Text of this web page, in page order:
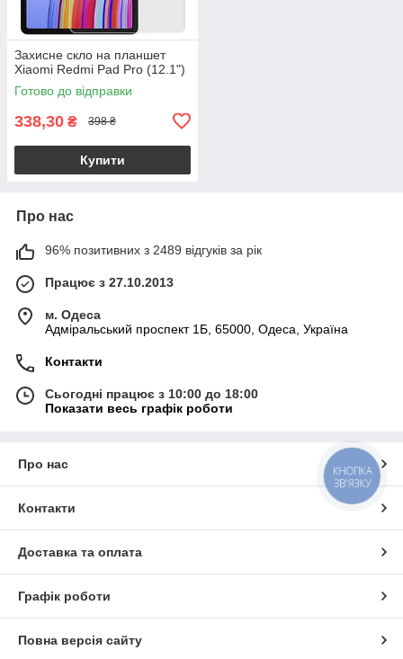
Захисне скло на планшет
Xiaomi Redmi Pad Pro (12.1")
Готово до відправки
338,30 ₴ 398 ₴
Купити
Про нас
96% позитивних з 2489 відгуків за рік
Працює з 27.10.2013
м. Одеса
Адміральський проспект 1Б, 65000, Одеса, Україна
Контакти
Сьогодні працює з 10:00 до 18:00
Показати весь графік роботи
Про нас
Контакти
Доставка та оплата
Графік роботи
Повна версія сайту
КНОПКА
ЗВ'ЯЗКУ